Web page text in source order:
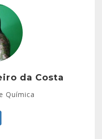
da Costa
Química
da Costa
UFAM (Universidade
do Ensino Superior.
ministrando aulas
e Foco no Jaleco).